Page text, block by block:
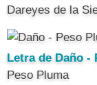
Dareyes de la
Letra de Daño -
Peso Pluma